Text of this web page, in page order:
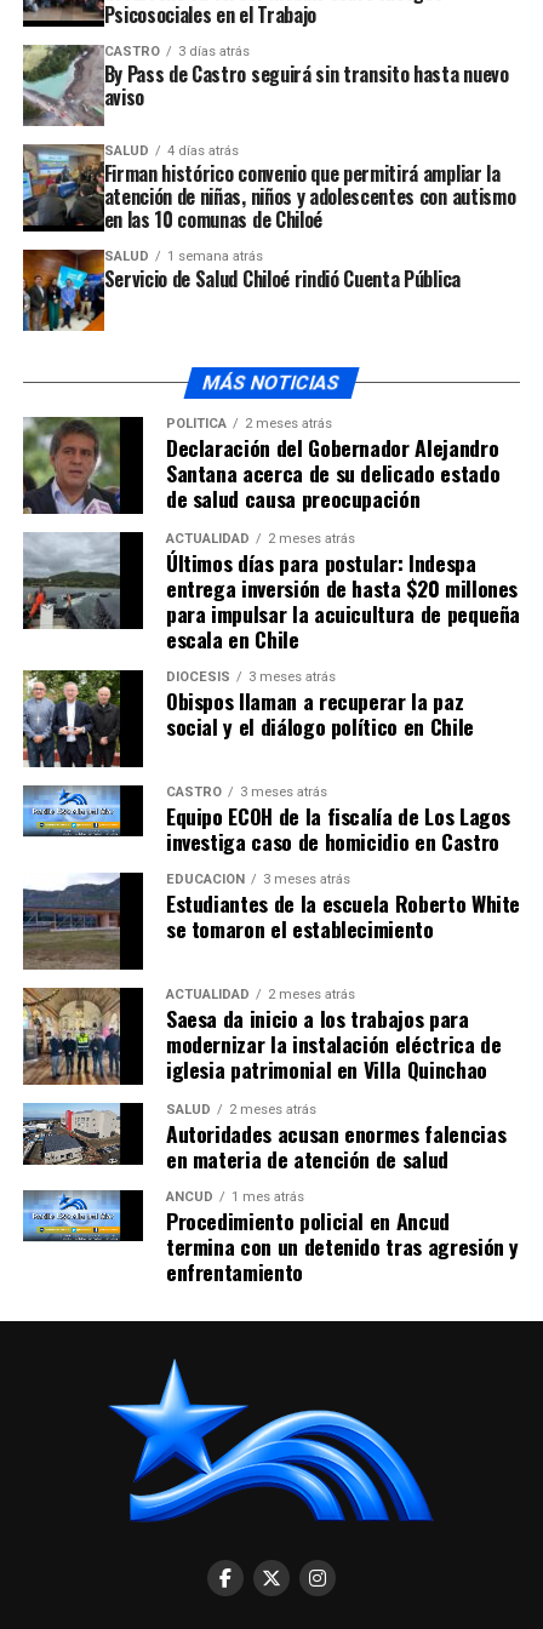
ARTÍCULOS RELACIONADOS:
UP NEXT
Policias efectúan exitosos operativos anti droga
NO TE PIERDAS
Mejoras importantes en temas de agua potable y
alcantarillado se generan en Quellón
Psicosociales en el Trabajo
CASTRO 3 días atrás
By Pass de Castro seguirá sin transito hasta nuevo
aviso
SALUD 4 días atrás
Firman histórico convenio que permitirá ampliar la
atención de niñas, niños y adolescentes con autismo
en las 10 comunas de Chiloé
SALUD 1 semana atrás
Servicio de Salud Chiloé rindió Cuenta Pública
MÁS NOTICIAS
POLÍTICA 2 meses atrás
Declaración del Gobernador Alejandro
Santana acerca de su delicado estado
de salud causa preocupación
ACTUALIDAD 2 meses atrás
Últimos días para postular: Indespa
entrega inversión de hasta $20 millones
para impulsar la acuicultura de pequeña
escala en Chile
DIÓCESIS 3 meses atrás
Obispos llaman a recuperar la paz
social y el diálogo político en Chile
CASTRO 3 meses atrás
Equipo ECOH de la fiscalía de Los Lagos
investiga caso de homicidio en Castro
EDUCACIÓN 3 meses atrás
Estudiantes de la escuela Roberto White
se tomaron el establecimiento
ACTUALIDAD 2 meses atrás
Saesa da inicio a los trabajos para
modernizar la instalación eléctrica de
iglesia patrimonial en Villa Quinchao
SALUD 2 meses atrás
Autoridades acusan enormes falencias
en materia de atención de salud
ANCUD 1 mes atrás
Procedimiento policial en Ancud
termina con un detenido tras agresión y
enfrentamiento